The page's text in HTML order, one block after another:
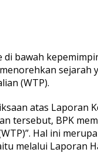
bawah
(WTP).
atas Laporan
tersebut, BPK
Hal ini
melalui Laporan